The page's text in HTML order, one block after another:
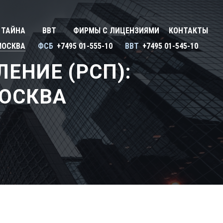
ВВТ ФИРМЫ С ЛИЦЕНЗИЯМИ
КОНТАКТЫ
ФСБ +7495 01-555-10 ВВТ +7495 01-545-10
(РСП):
Сбросить
Закрыть X
У
Улан-Удэ
Ульяновск
Уфа
Х
Хабаровск
Ч
Чебоксары
Челябинск
Череповец